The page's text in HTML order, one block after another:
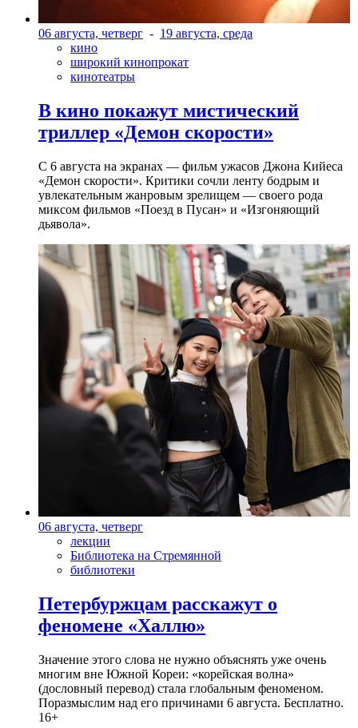
06 августа, четверг - 19 августа, среда
кино
широкий кинопрокат
кинотеатры
В кино покажут мистический
триллер «Демон скорости»
С 6 августа на экранах — фильм ужасов Джона Кийеса
«Демон скорости». Критики сочли ленту бодрым и
увлекательным жанровым зрелищeм — своего рода
миксом фильмов «Поезд в Пусан» и «Изгоняющий
дьявола».
06 августа, четверг
лекции
Библиотека на Стремянной
библиотеки
Петербуржцам расскажут о
феномене «Халлю»
Значение этого слова не нужно объяснять уже очень
многим вне Южной Кореи: «корейская волна»
(дословный перевод) стала глобальным феноменом.
Поразмыслим над его причинами 6 августа. Бесплатно.
16+